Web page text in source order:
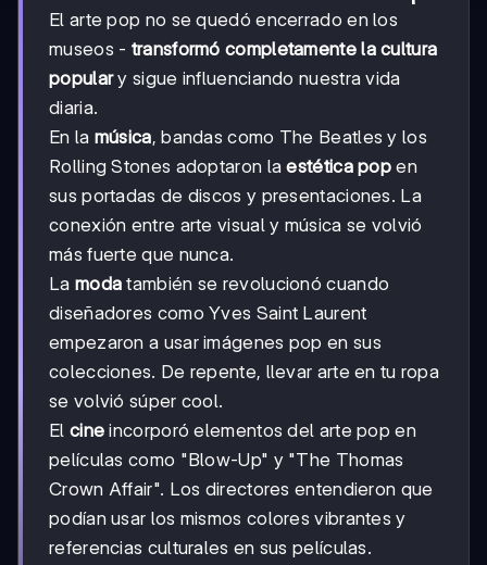
El arte pop no se quedó encerrado en los
museos - transformó completamente la cultura
populary sigue influenciando nuestra vida
diaria.
En la música, bandas como The Beatles y los
Rolling Stones adoptaron laestética pop en
sus portadas de discos y presentaciones. La
conexión entre arte visual y música se volvió
más fuerte que nunca.
La moda también se revolucionó cuando
diseñadores como Yves Saint Laurent
empezaron a usar imágenes pop en sus
colecciones. De repente, llevar arte en tu ropa
se volvió súper cool.
El cine incorporó elementos del arte pop en
películas como "Blow-Up" y "The Thomas
Crown Affair". Los directores entendieron que
podían usar los mismos colores vibrantes y
referencias culturales en sus películas.